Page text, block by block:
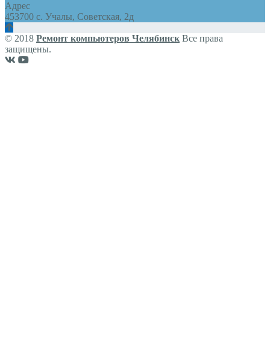
Адрес
453700 с. Учалы, Советская, 2д
© 2018 Ремонт компьютеров Челябинск Все права
защищены.